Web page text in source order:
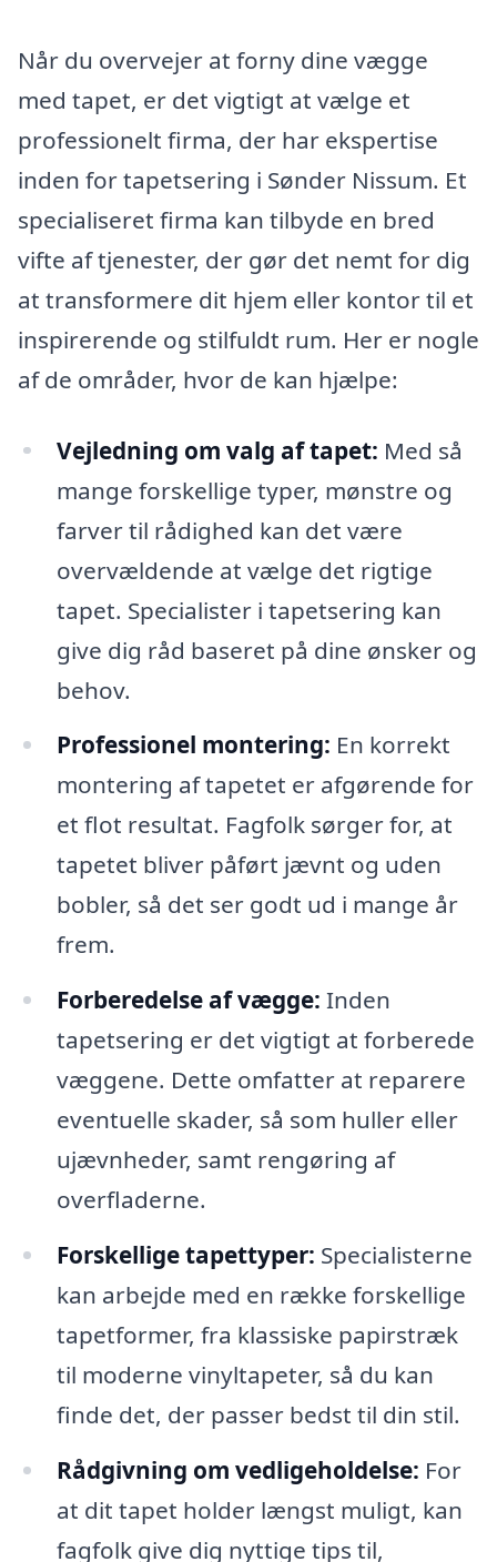
Når du overvejer at forny dine vægge
med tapet, er det vigtigt at vælge et
professionelt firma, der har ekspertise
inden for tapetsering i Sønder Nissum. Et
specialiseret firma kan tilbyde en bred
vifte af tjenester, der gør det nemt for dig
at transformere dit hjem eller kontor til et
inspirerende og stilfuldt rum. Her er nogle
af de områder, hvor de kan hjælpe:
Vejledning om valg af tapet: Med så
mange forskellige typer, mønstre og
farver til rådighed kan det være
overvældende at vælge det rigtige
tapet. Specialister i tapetsering kan
give dig råd baseret på dine ønsker og
behov.
Professionel montering: En korrekt
montering af tapetet er afgørende for
et flot resultat. Fagfolk sørger for, at
tapetet bliver påført jævnt og uden
bobler, så det ser godt ud i mange år
frem.
Forberedelse af vægge: Inden
tapetsering er det vigtigt at forberede
væggene. Dette omfatter at reparere
eventuelle skader, så som huller eller
ujævnheder, samt rengøring af
overfladerne.
Forskellige tapettyper: Specialisterne
kan arbejde med en række forskellige
tapetformer, fra klassiske papirstræk
til moderne vinyltapeter, så du kan
finde det, der passer bedst til din stil.
Rådgivning om vedligeholdelse: For
at dit tapet holder længst muligt, kan
fagfolk give dig nyttige tips til,